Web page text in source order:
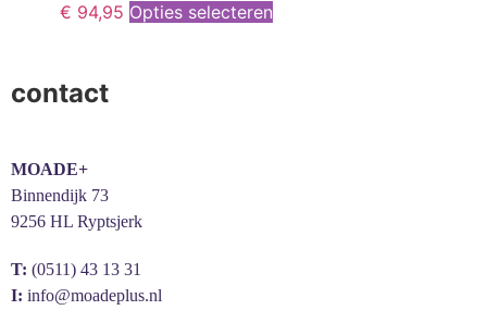
€ 94,95 Opties selecteren
contact
MOADE+
Binnendijk 73
9256 HL Ryptsjerk
T: (0511) 43 13 31
I: info@moadeplus.nl